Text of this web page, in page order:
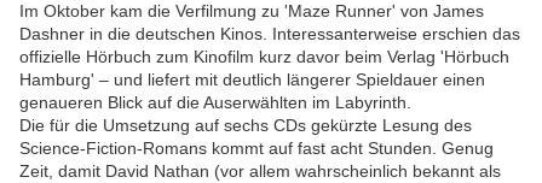
Im Oktober kam die Verfilmung zu 'Maze Runner' von James
Dashner in die deutschen Kinos. Interessanterweise erschien das
offizielle Hörbuch zum Kinofilm kurz davor beim Verlag 'Hörbuch
Hamburg' – und liefert mit deutlich längerer Spieldauer einen
genaueren Blick auf die Auserwählten im Labyrinth.
Die für die Umsetzung auf sechs CDs gekürzte Lesung des
Science-Fiction-Romans kommt auf fast acht Stunden. Genug
Zeit, damit David Nathan (vor allem wahrscheinlich bekannt als